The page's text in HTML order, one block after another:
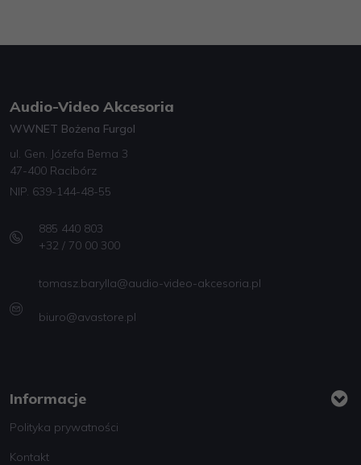
Audio-Video Akcesoria
WWNET Bożena Furgol
ul. Gen. Józefa Bema 3
47-400 Racibórz
NIP. 639-144-48-55
885 440 803
+32 / 70 00 300
tomasz.barylla@audio-video-akcesoria.pl
biuro@avastore.pl
Informacje
Polityka prywatności
Kontakt